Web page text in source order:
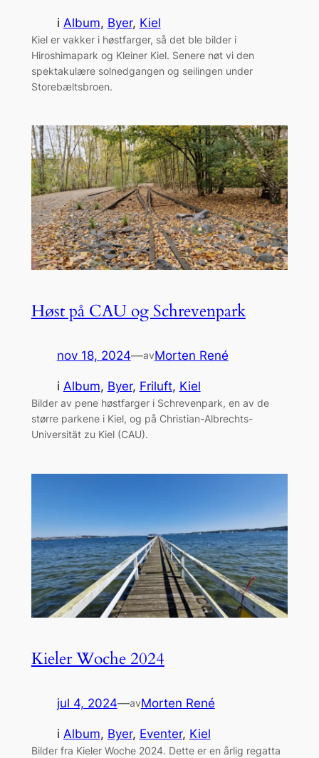
i Album, Byer, Kiel
Kiel er vakker i høstfarger, så det ble bilder i
Hiroshimapark og Kleiner Kiel. Senere nøt vi den
spektakulære solnedgangen og seilingen under
Storebæltsbroen.
Høst på CAU og Schrevenpark
nov 18, 2024—avMorten René
i Album, Byer, Friluft, Kiel
Bilder av pene høstfarger i Schrevenpark, en av de
større parkene i Kiel, og på Christian-Albrechts-
Universität zu Kiel (CAU).
Kieler Woche 2024
jul 4, 2024—avMorten René
i Album, Byer, Eventer, Kiel
Bilder fra Kieler Woche 2024. Dette er en årlig regatta